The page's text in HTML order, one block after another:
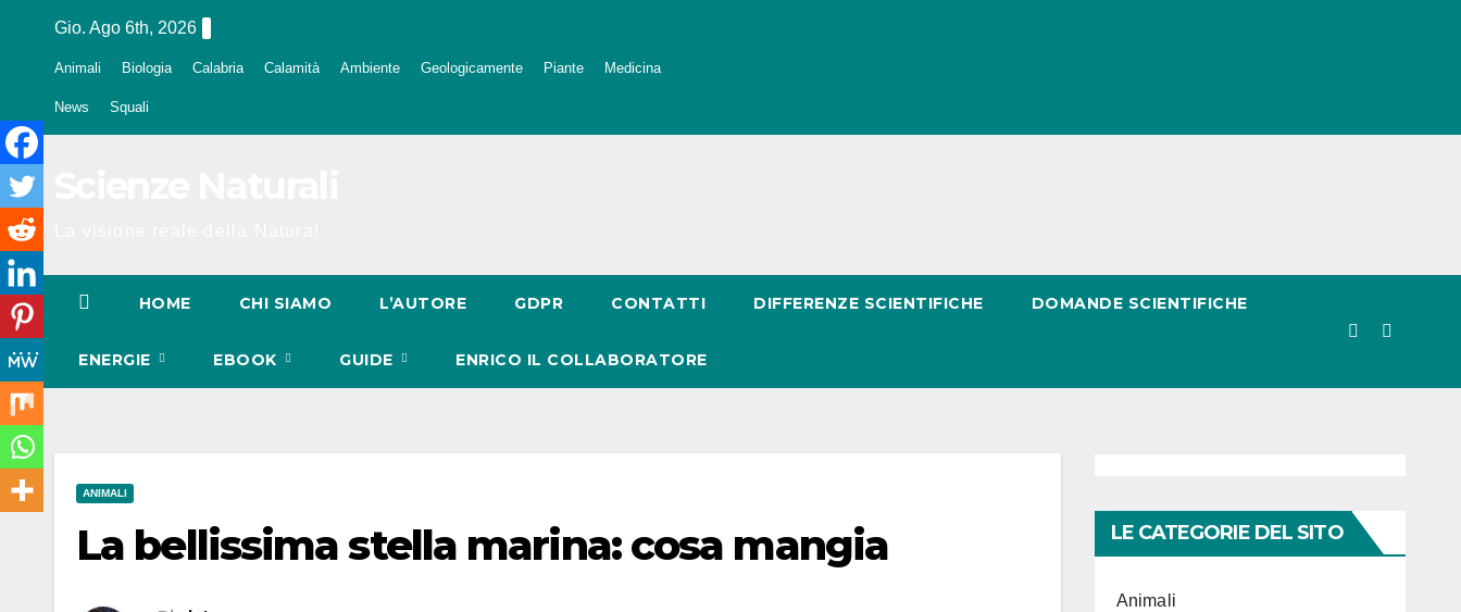
Gio. Ago 6th, 2026
Animali Biologia Calabria Calamità Ambiente Geologicamente Piante Medicina
News Squali
HOME CHI SIAMO L’AUTORE GDPR CONTATTI DIFFERENZE SCIENTIFICHE DOMANDE SCIENTIFICHE
ENERGIE EBOOK GUIDE ENRICO IL COLLABORATORE
ANIMALI
La bellissima stella marina: cosa mangia LE CATEGORIE DEL SITO
Animali